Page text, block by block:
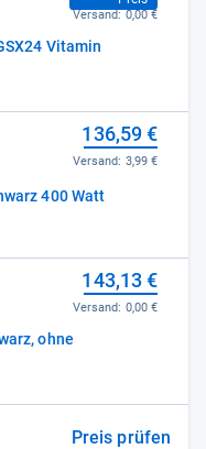
Vitamin
Versand: 0,00 €
400 Watt
136,59 €
Versand: 3,99 €
ohne
143,13 €
Versand: 0,00 €
Preis prüfen